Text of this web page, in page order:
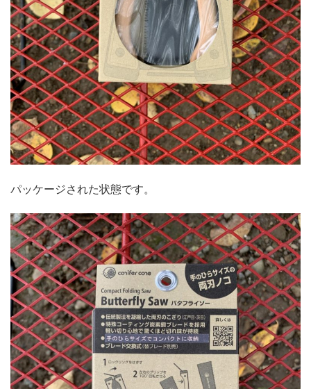
パッケージされた状態です。